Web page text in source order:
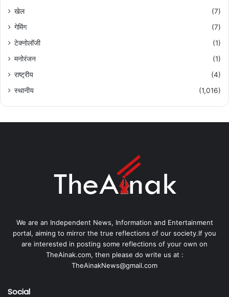
खेल
(7)
गेमिंग
(7)
टेक्नोलॉजी
(1)
मनोरंजन
(1)
राष्ट्रीय
(4)
स्थानीय
(1,016)
We are an Independent News, Information and Entertainment
portal, aiming to mirror the true reflections of our society.If you
are interested in posting some reflections of your own on
TheAinak.com, then please do write us at :
TheAinakNews@gmail.com
Social